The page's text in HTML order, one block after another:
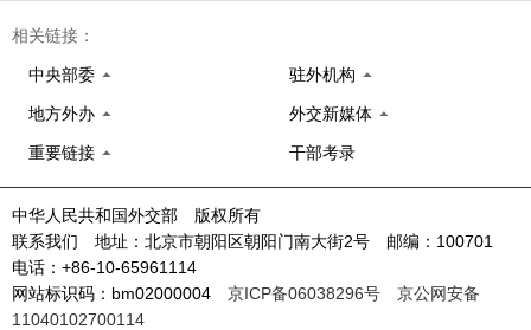
相关链接：
中央部委 驻外机构
地方外办 外交新媒体
重要链接 干部考录
中华人民共和国外交部 版权所有
联系我们 地址：北京市朝阳区朝阳门南大街2号 邮编：100701
电话：+86-10-65961114
网站标识码：bm02000004 京ICP备06038296号
京公网安备
11040102700114